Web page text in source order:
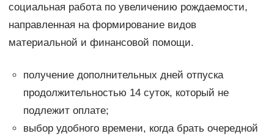
социальная работа по увеличению рождаемости,
направленная на формирование видов
материальной и финансовой помощи.
получение дополнительных дней отпуска
продолжительностью 14 суток, который не
подлежит оплате;
выбор удобного времени, когда брать очередной